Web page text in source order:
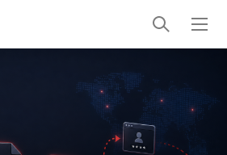
검
색
메
뉴